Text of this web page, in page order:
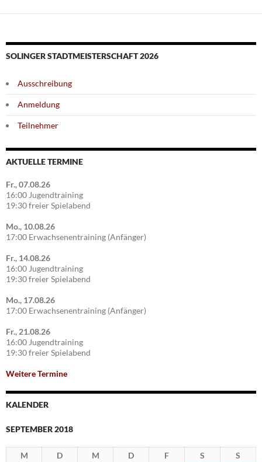
SOLINGER STADTMEISTERSCHAFT 2026
Ausschreibung
Anmeldung
Teilnehmer
AKTUELLE TERMINE
Fr., 07.08.26
16:00 Jugendtraining
19:30 freier Spielabend
Mo., 10.08.26
17:00 Erwachsenentraining (Anfänger)
Fr., 14.08.26
16:00 Jugendtraining
19:30 freier Spielabend
Mo., 17.08.26
17:00 Erwachsenentraining (Anfänger)
Fr., 21.08.26
16:00 Jugendtraining
19:30 freier Spielabend
Weitere Termine
KALENDER
SEPTEMBER 2018
M D M D F S
S